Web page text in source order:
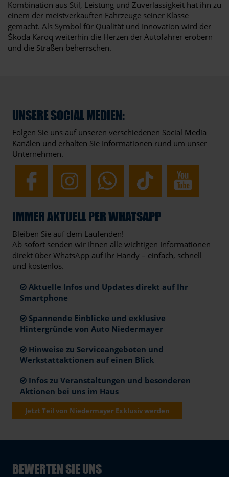
Kombination aus Stil, Leistung und Zuverlässigkeit hat ihn zu
einem der meistverkauften Fahrzeuge seiner Klasse
gemacht. Als Symbol für Qualität und Innovation wird der
Škoda Karoq weiterhin die Herzen der Autofahrer erobern
und die Straßen beherrschen.
UNSERE SOCIAL MEDIEN:
Folgen Sie uns auf unseren verschiedenen Social Media
Kanälen und erhalten Sie Informationen rund um unser
Unternehmen.
IMMER AKTUELL PER WHATSAPP
Bleiben Sie auf dem Laufenden!
Ab sofort senden wir Ihnen alle wichtigen Informationen
direkt über WhatsApp auf Ihr Handy – einfach, schnell
und kostenlos.
Aktuelle Infos und Updates direkt auf Ihr
Smartphone
Spannende Einblicke und exklusive
Hintergründe von Auto Niedermayer
Hinweise zu Serviceangeboten und
Werkstattaktionen auf einen Blick
Infos zu Veranstaltungen und besonderen
Aktionen bei uns im Haus
Jetzt Teil von Niedermayer Exklusiv werden
BEWERTEN SIE UNS